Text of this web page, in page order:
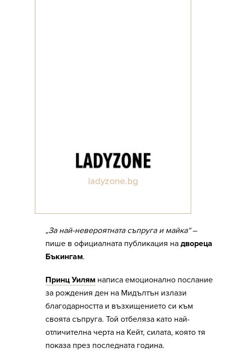
„За най-невероятната съпруга и майка“–
пише в официалната публикация на двореца
Бъкингам.
Принц Уилям написа емоционално послание
за рождения ден на Мидълтън излази
благодарността и възхищението си към
своята съпруга. Той отбеляза като най-
отличителна черта на Кейт, силата, която тя
показа през последната година.